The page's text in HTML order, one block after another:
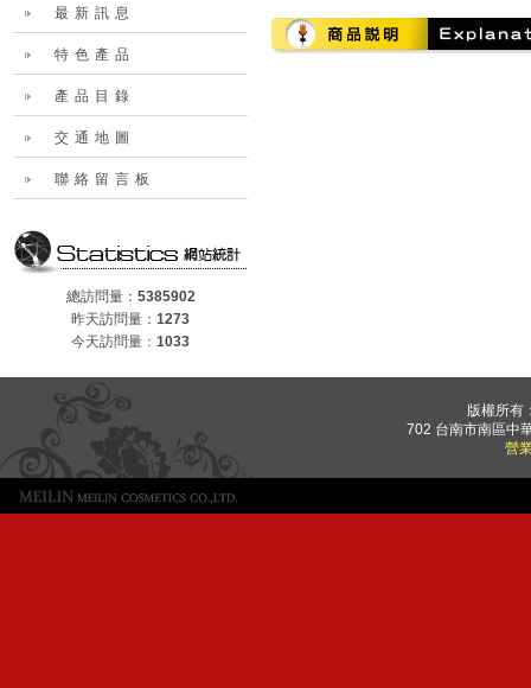
最新訊息
特色產品
產品目錄
交通地圖
聯絡留言板
總訪問量： 5385902
昨天訪問量： 1273
今天訪問量： 1033
版權所有
702 台南市南區中
營